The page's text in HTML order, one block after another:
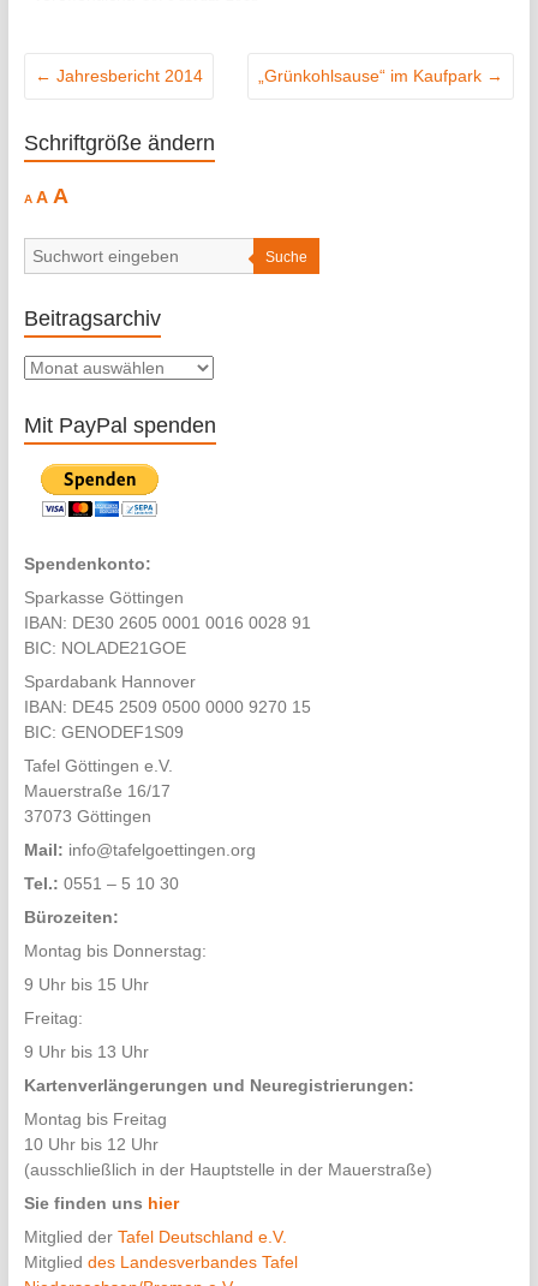
← Jahresbericht 2014 „Grünkohlsause“ im Kaufpark →
Schriftgröße ändern
A
Decrease
font
A Reset
size.
AIncrease
size.
Suche
Beitragsarchiv
Beitragsarchiv
Mit PayPal spenden
Spendenkonto:
Sparkasse Göttingen
IBAN: DE30 2605 0001 0016 0028 91
BIC: NOLADE21GOE
Spardabank Hannover
IBAN: DE45 2509 0500 0000 9270 15
BIC: GENODEF1S09
Tafel Göttingen e.V.
Mauerstraße 16/17
37073 Göttingen
Mail: info@tafelgoettingen.org
Tel.: 0551 – 5 10 30
Bürozeiten:
Montag bis Donnerstag:
9 Uhr bis 15 Uhr
Freitag:
9 Uhr bis 13 Uhr
Kartenverlängerungen und Neuregistrierungen:
Montag bis Freitag
10 Uhr bis 12 Uhr
(ausschließlich in der Hauptstelle in der Mauerstraße)
Sie finden uns hier
Mitglied der Tafel Deutschland e.V.
Mitglied des Landesverbandes Tafel